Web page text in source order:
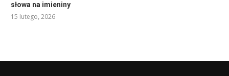
słowa na imieniny
15 lutego, 2026